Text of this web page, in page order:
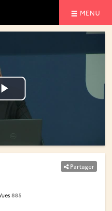
MENU
Lire
la
vidéo
Lire
la
vidéo
Partager
885